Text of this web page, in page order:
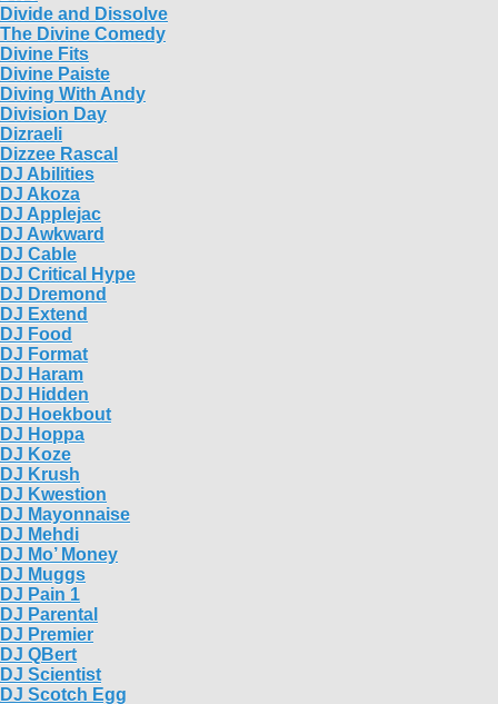
Divide and Dissolve
The Divine Comedy
Divine Fits
Divine Paiste
Diving With Andy
Division Day
Dizraeli
Dizzee Rascal
DJ Abilities
DJ Akoza
DJ Applejac
DJ Awkward
DJ Cable
DJ Critical Hype
DJ Dremond
DJ Extend
DJ Food
DJ Format
DJ Haram
DJ Hidden
DJ Hoekbout
DJ Hoppa
DJ Koze
DJ Krush
DJ Kwestion
DJ Mayonnaise
DJ Mehdi
DJ Mo’ Money
DJ Muggs
DJ Pain 1
DJ Parental
DJ Premier
DJ QBert
DJ Scientist
DJ Scotch Egg